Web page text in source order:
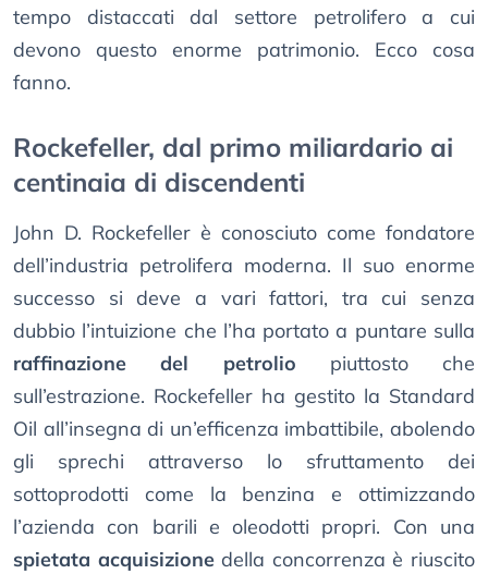
tempo distaccati dal settore petrolifero a cui
devono questo enorme patrimonio. Ecco cosa
fanno.
Rockefeller, dal primo miliardario ai
centinaia di discendenti
John D. Rockefeller è conosciuto come fondatore
dell’industria petrolifera moderna. Il suo enorme
successo si deve a vari fattori, tra cui senza
dubbio l’intuizione che l’ha portato a puntare sulla
raffinazione del petrolio piuttosto che
sull’estrazione. Rockefeller ha gestito la Standard
Oil all’insegna di un’efficenza imbattibile, abolendo
gli sprechi attraverso lo sfruttamento dei
sottoprodotti come la benzina e ottimizzando
l’azienda con barili e oleodotti propri. Con una
spietata acquisizionedella concorrenza è riuscito